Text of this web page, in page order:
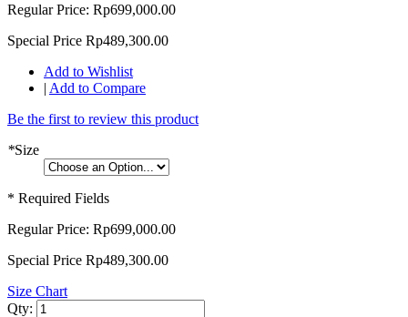
Regular Price: Rp699,000.00
Special Price Rp489,300.00
Add to Wishlist
| Add to Compare
Be the first to review this product
*Size
* Required Fields
Regular Price: Rp699,000.00
Special Price Rp489,300.00
Size Chart
Qty: